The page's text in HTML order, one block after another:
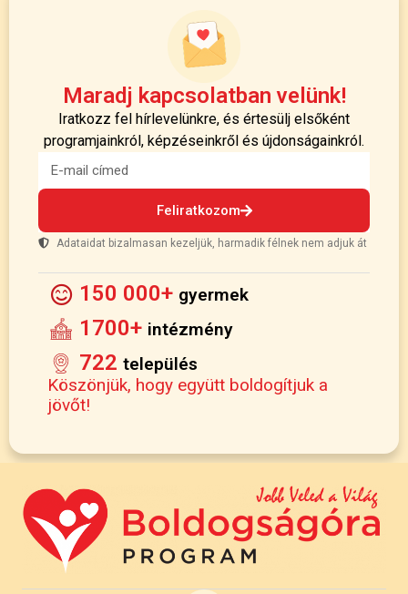
Maradj kapcsolatban velünk!
Iratkozz fel hírlevelünkre, és értesülj elsőként
programjainkról, képzéseinkről és újdonságainkról.
Feliratkozom
Adataidat bizalmasan kezeljük, harmadik félnek nem adjuk át
150 000+ gyermek
1700+ intézmény
722 település
Köszönjük, hogy együtt boldogítjuk a
jövőt!